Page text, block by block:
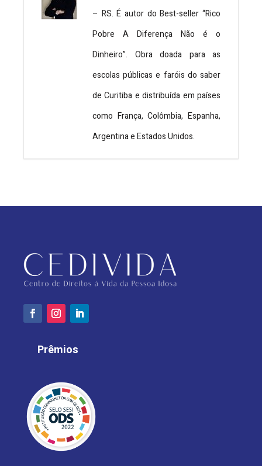
– RS. É autor do Best-seller “Rico
Pobre A Diferença Não é o
Dinheiro”. Obra doada para as
escolas públicas e faróis do saber
de Curitiba e distribuída em países
como França, Colômbia, Espanha,
Argentina e Estados Unidos.
Prêmios